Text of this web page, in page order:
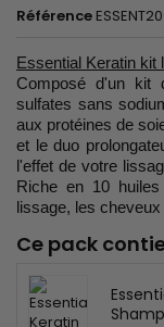
Référence ESSENT20
Essential Keratin kit
Composé d'un kit
sulfates sans
aux protéines de
et le duo
l'effet de votre
Riche en 10
lissage, les
Ce pack